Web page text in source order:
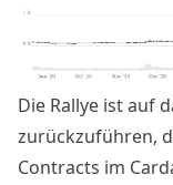
Die Rallye ist auf
zurückzuführen,
Contracts im